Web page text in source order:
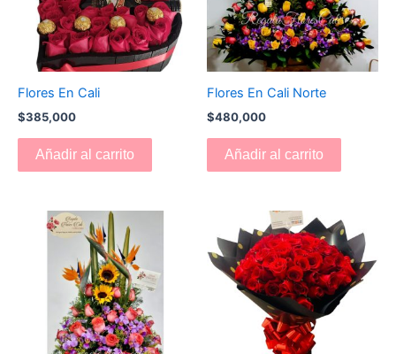
Flores En Cali
$385,000
Añadir al carrito
Flores En Cali Norte
$480,000
Añadir al carrito